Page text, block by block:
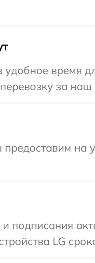
время
за наш
на
подписания
LG